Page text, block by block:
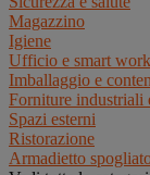
Magazzino
Igiene
Ufficio e smart
Imballaggio e
Forniture industriali
Spazi esterni
Ristorazione
Armadietto